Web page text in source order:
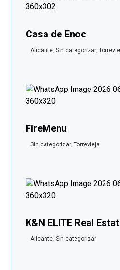
Casa de Enoc
Alicante,Sin categorizar,
FireMenu
Sin categorizar,Torrevieja
K&N ELITE Real
Alicante,Sin categorizar